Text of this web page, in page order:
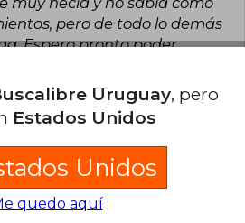
pero de todo lo demás
Espero pronto poder
útil 0 No es útil
Domingo 11 de Agosto,
la química de ambos
Uruguay, pero
Estados Unidos
Unidos
quedo aquí